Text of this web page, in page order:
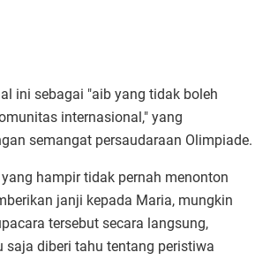
ini sebagai "aib yang tidak boleh
internasional," yang
semangat persaudaraan Olimpiade.
hampir tidak pernah menonton
janji kepada Maria, mungkin
tersebut secara langsung,
saja diberi tahu tentang peristiwa